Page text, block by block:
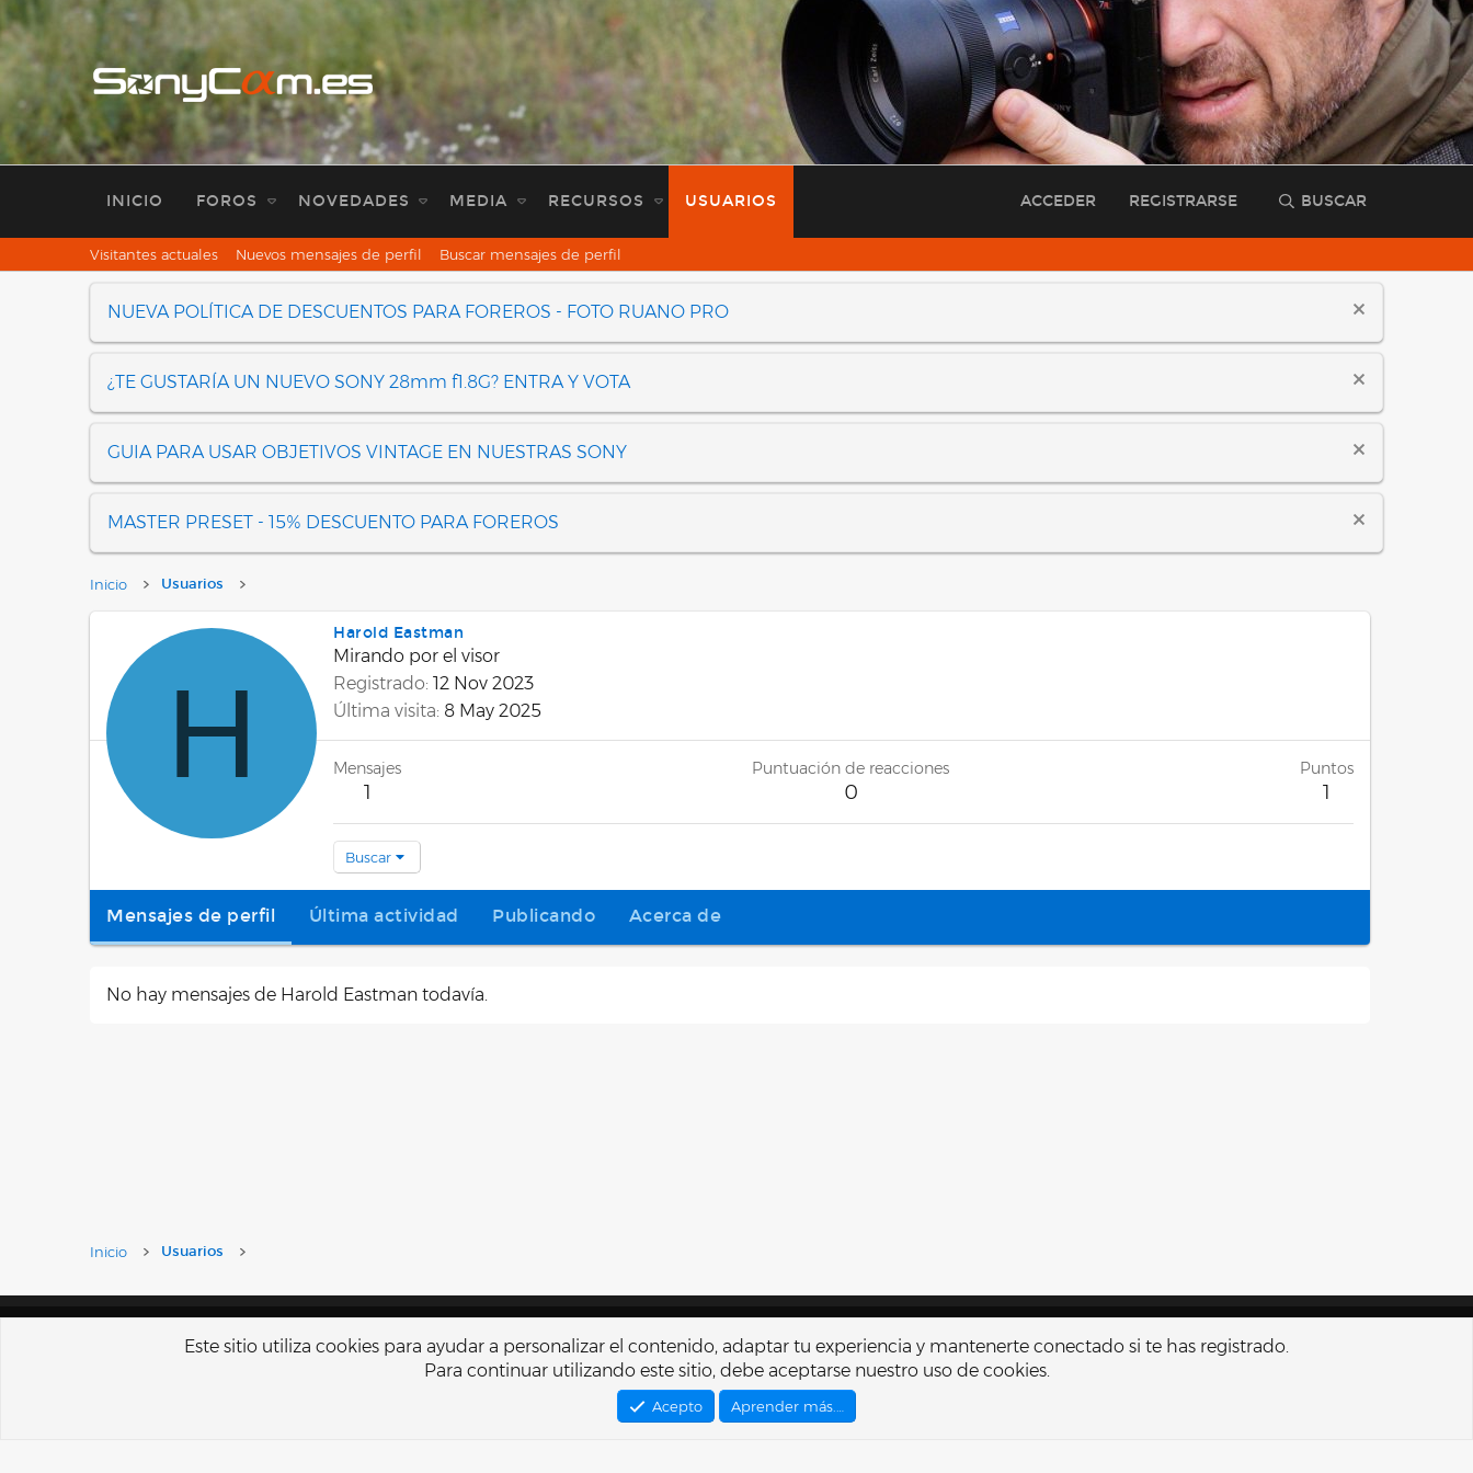
INICIO FOROS NOVEDADES MEDIA RECURSOS USUARIOS ACCEDER REGISTRARSE BUSCAR
Visitantes actuales Nuevos mensajes de perfil Buscar mensajes de perfil
NUEVA POLÍTICA DE DESCUENTOS PARA FOREROS - FOTO RUANO PRO
¿TE GUSTARÍA UN NUEVO SONY 28mm f1.8G? ENTRA Y VOTA
GUIA PARA USAR OBJETIVOS VINTAGE EN NUESTRAS SONY
MASTER PRESET - 15% DESCUENTO PARA FOREROS
Inicio Usuarios
H
Harold Eastman
Mirando por el visor
Registrado 12 Nov 2023
Última visita 8 May 2025
Mensajes
1
Puntuación de reacciones
0
Puntos
1
Buscar
Mensajes de perfil Última actividad Publicando Acerca de
No hay mensajes de Harold Eastman todavía.
Inicio Usuarios
Español Tu Contactarnos Términos y reglas Política de privacidad Ayuda
Community platform by XenForo ®
© 2010-2026 XenForo Ltd.
Traducido por
XenFacil.com . © 2010-2019
Este sitio utiliza cookies para ayudar a personalizar el contenido, adaptar tu experiencia y mantenerte conectado si te has registrado.
Para continuar utilizando este sitio, debe aceptarse nuestro uso de cookies.
Acepto Aprender más.…